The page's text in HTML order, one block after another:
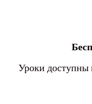
Уроки доступны